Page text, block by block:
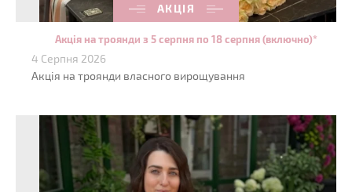
АКЦІЯ
Акція на троянди з 5 серпня по 18 серпня (включно)*
4 Серпня 2026
Акція на троянди власного вирощування